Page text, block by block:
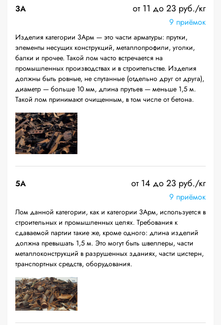
3А от 11 до 23 руб./кг
9 приёмок
Изделия категории 3Арм — это части арматуры: прутки,
элементы несущих конструкций, металлопрофили, уголки,
балки и прочее. Такой лом часто встречается на
промышленных производствах и в строительстве. Изделия
должны быть ровные, не спутанные (отдельно друг от друга),
диаметр — больше 10 мм, длина прутьев — меньше 1,5 м.
Такой лом принимают очищенным, в том числе от бетона.
5А от 14 до 23 руб./кг
9 приёмок
Лом данной категории, как и категории 3Арм, используется в
строительных и промышленных целях. Требования к
сдаваемой партии такие же, кроме одного: длина изделий
должна превышать 1,5 м. Это могут быть швеллеры, части
металлоконструкций в разрушенных зданиях, части цистерн,
транспортных средств, оборудования.